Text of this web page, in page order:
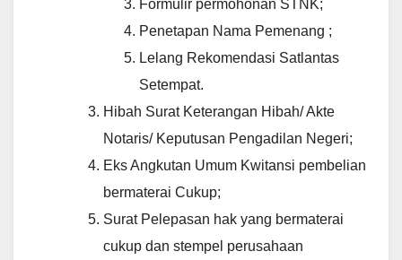
Formulir permohonan STNK;
Penetapan Nama Pemenang ;
Lelang Rekomendasi Satlantas
Setempat.
Hibah Surat Keterangan Hibah/ Akte
Notaris/ Keputusan Pengadilan Negeri;
Eks Angkutan Umum Kwitansi pembelian
bermaterai Cukup;
Surat Pelepasan hak yang bermaterai
cukup dan stempel perusahaan